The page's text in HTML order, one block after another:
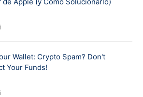
Wallet: Crypto Spam? Don't
Your Funds!